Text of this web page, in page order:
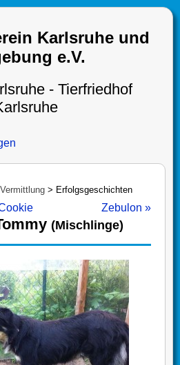
Karlsruhe und
e.V.
- Tierfriedhof
Vermittlung > Erfolgsgeschichten
Zebulon »
(Mischlinge)